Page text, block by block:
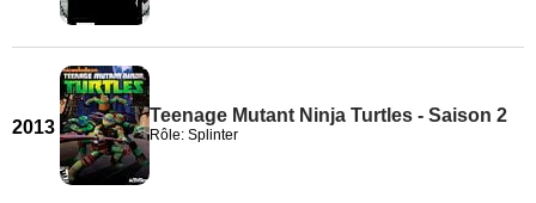
2013
Teenage Mutant Ninja Turtles - Saison 2
Rôle: Splinter